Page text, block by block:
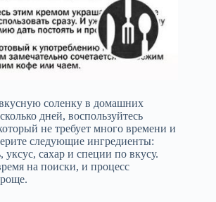
соленку в домашних
дней, воспользуйтесь
не требует много времени и
следующие ингредиенты:
сахар и специи по вкусу.
на поиски, и процесс